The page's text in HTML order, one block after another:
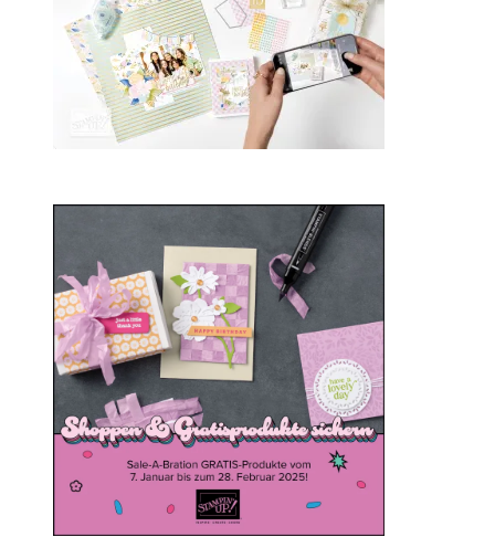
Sale-a-bration 2025
20. Januar 2025